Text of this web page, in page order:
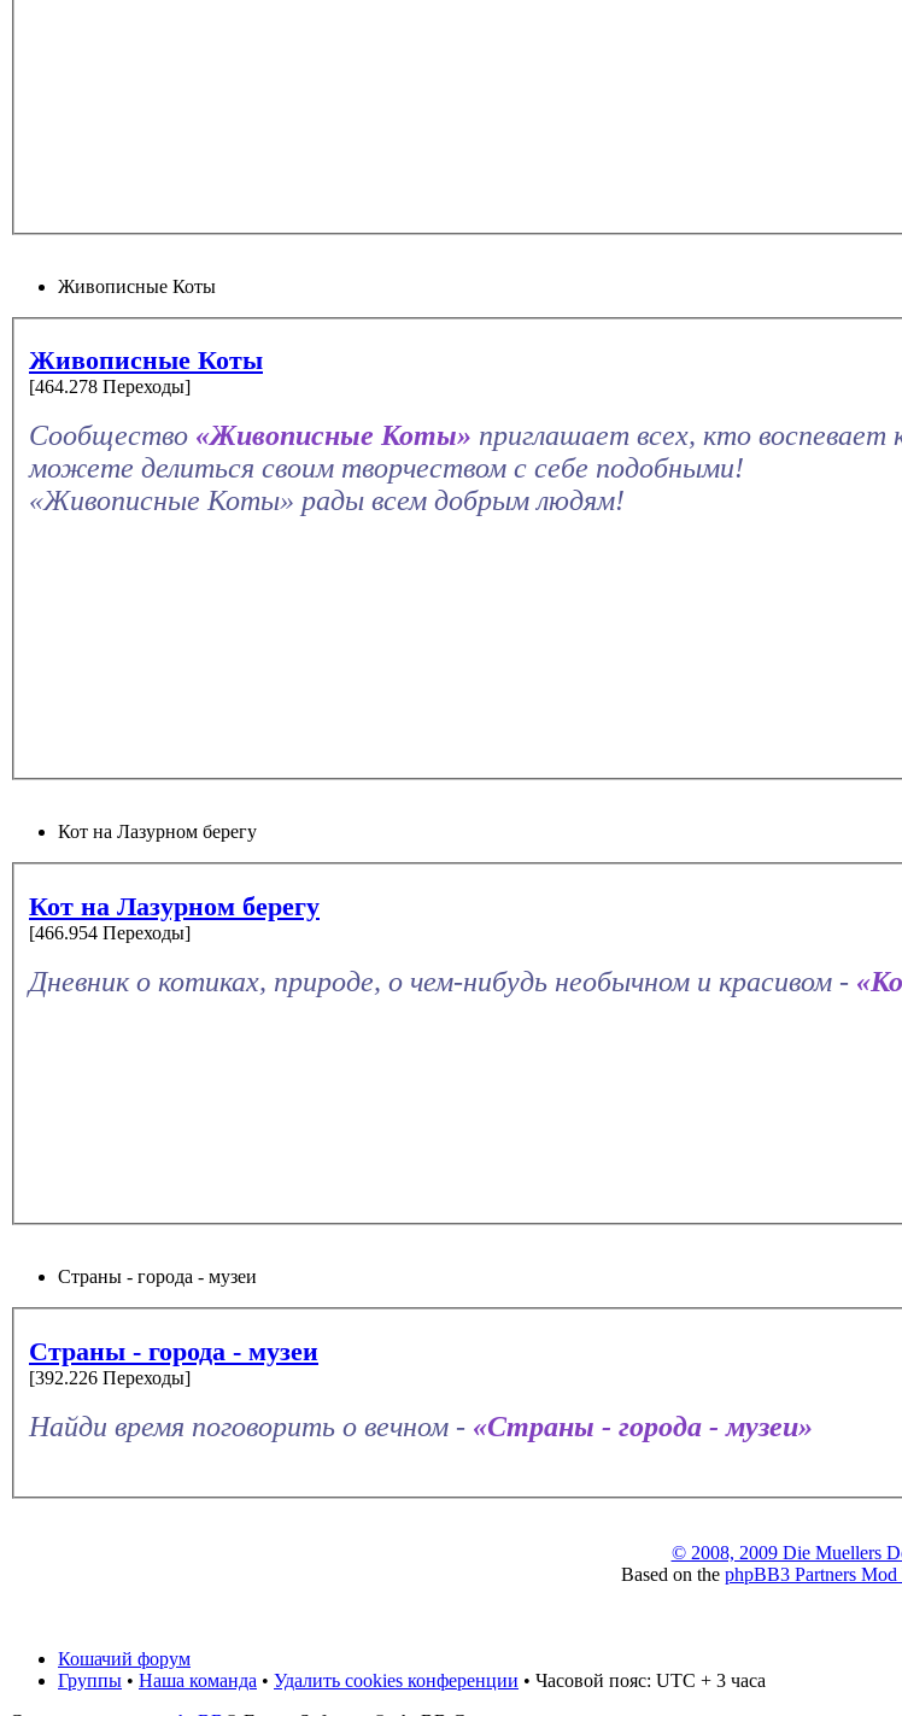
Живописные Коты
Живописные Коты
[464.278 Переходы]
Сообщество «Живописные Коты» приглашает всех, кто
можете делиться своим творчеством с себе подобными!
«Живописные Коты» рады всем добрым людям!
Кот на Лазурном берегу
Кот на Лазурном берегу
[466.954 Переходы]
Дневник о котиках, природе, о чем-нибудь необычном и красивом -
Страны - города - музеи
Страны - города - музеи
[392.226 Переходы]
Найди время поговорить о вечном - «Страны - города - музеи»
© 2008, 2009 Die Muellers
Based on the phpBB3 Partners
Кошачий форум
Группы • Наша команда • Удалить cookies конференции • Часовой пояс: UTC + 3 часа